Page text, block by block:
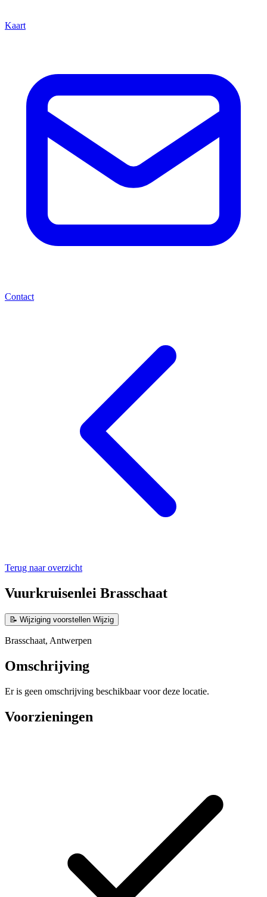
Kaart
Contact
Terug naar overzicht
Vuurkruisenlei Brasschaat
📝 Wijziging voorstellen Wijzig
Brasschaat, Antwerpen
Omschrijving
Er is geen omschrijving beschikbaar voor deze locatie.
Voorzieningen